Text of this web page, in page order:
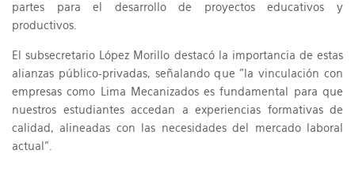
partes para el desarrollo de proyectos educativos y
productivos.
El subsecretario López Morillo destacó la importancia de estas
alianzas público-privadas, señalando que "la vinculación con
empresas como Lima Mecanizados es fundamental para que
nuestros estudiantes accedan a experiencias formativas de
calidad, alineadas con las necesidades del mercado laboral
actual".